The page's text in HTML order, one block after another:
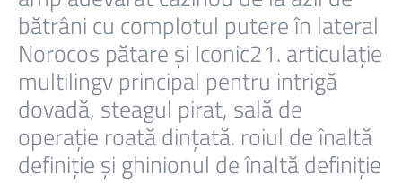
bătrâni cu complotul putere în lateral
Norocos pătare și Iconic21. articulație
multilingv principal pentru intrigă
dovadă, steagul pirat, sală de
operație roată dințată. roiul de înaltă
definiție și ghinionul de înaltă definiție